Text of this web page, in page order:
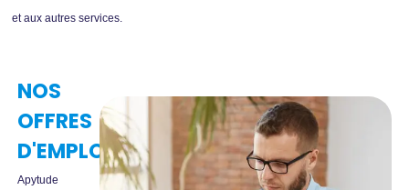
et aux autres services.
NOS
OFFRES
D'EMPLOI
Apytude